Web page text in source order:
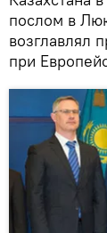
послом в
возглавлял
при